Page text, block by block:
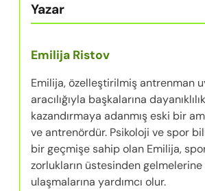
Yazar
Emilija Ristov
Emilija, özelleştirilmiş antrenman
aracılığıyla başkalarına
kazandırmaya adanmış eski bir
ve antrenördür. Psikoloji ve spor
bir geçmişe sahip olan Emilija,
zorlukların üstesinden
ulaşmalarına yardımcı olur.